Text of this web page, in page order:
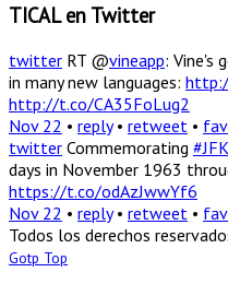
TICAL en Twitter
twitter RT @vineapp: Vine's
in many new languages:
http://t.co/CA35FoLug2
Nov 22 • reply• retweet •
twitter Commemorating
days in November 1963
https://t.co/odAzJwwYf6
Nov 22 • reply• retweet •
Todos los derechos
Gotp Top